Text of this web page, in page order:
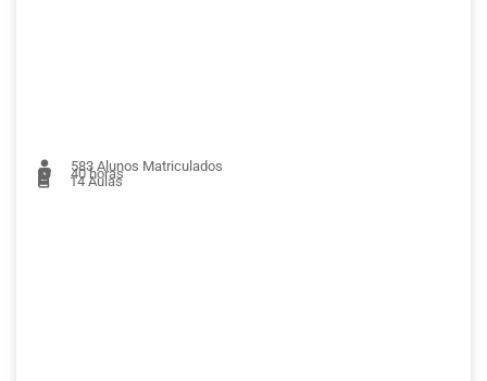
583 Alunos Matriculados
40 horas
14Aulas